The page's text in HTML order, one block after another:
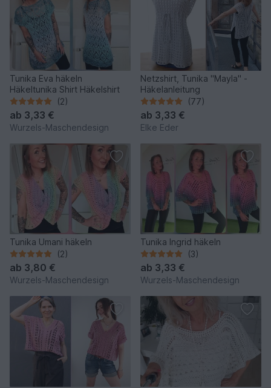
Tunika Eva häkeln
Häkeltunika Shirt Häkelshirt
(2)
ab 3,33 €
Wurzels-Maschendesign
Netzshirt, Tunika "Mayla" -
Häkelanleitung
(77)
ab 3,33 €
Elke Eder
Tunika Umani häkeln
(2)
ab 3,80 €
Wurzels-Maschendesign
Tunika Ingrid häkeln
(3)
ab 3,33 €
Wurzels-Maschendesign